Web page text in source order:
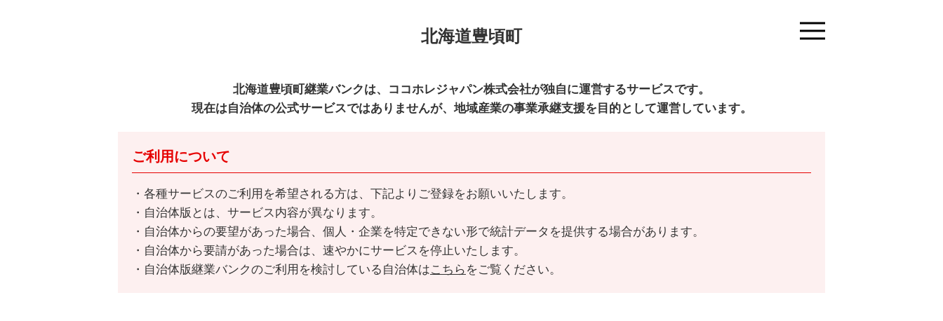
北海道豊頃町
北海道豊頃町継業バンクは、ココホレジャパン株式会社が独自に運営するサービスです。
現在は自治体の公式サービスではありませんが、地域産業の事業承継支援を目的として運営しています。
ご利用について
各種サービスのご利用を希望される方は、下記よりご登録をお願いいたします。
自治体版とは、サービス内容が異なります。
自治体からの要望があった場合、個人・企業を特定できない形で統計データを提供する場合があります。
自治体から要請があった場合は、速やかにサービスを停止いたします。
自治体版継業バンクのご利用を検討している自治体はこちら をご覧ください。